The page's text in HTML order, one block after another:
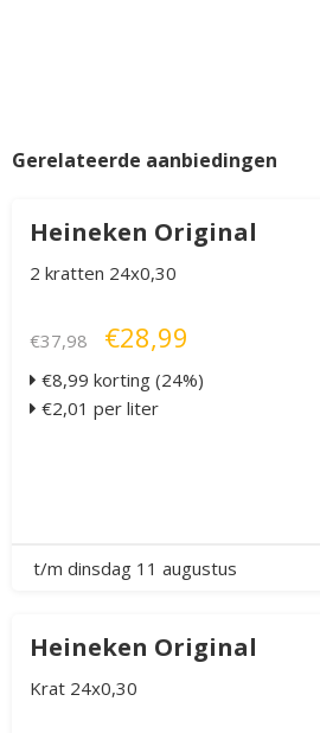
Gerelateerde aanbiedingen
Heineken Original
2 kratten 24x0,30
€37,98 €28,99
€8,99 korting (24%)
€2,01 per liter
t/m dinsdag 11 augustus
Heineken Original
Krat 24x0,30